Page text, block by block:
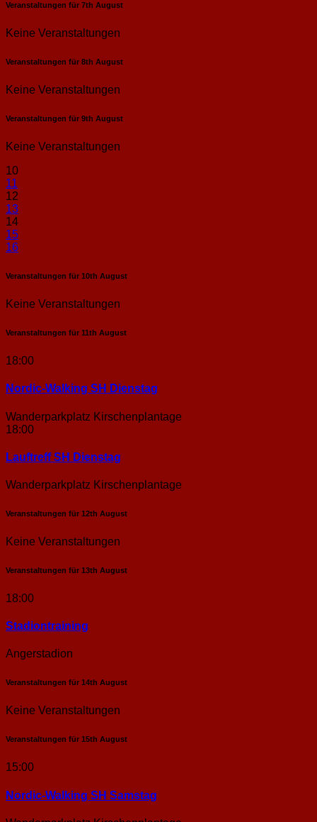
Veranstaltungen für 7th August
Keine Veranstaltungen
Veranstaltungen für 8th August
Keine Veranstaltungen
Veranstaltungen für 9th August
Keine Veranstaltungen
10
11
12
13
14
15
16
Veranstaltungen für 10th August
Keine Veranstaltungen
Veranstaltungen für 11th August
18:00
Nordic-Walking SH Dienstag
Wanderparkplatz Kirschenplantage
18:00
Lauftreff SH Dienstag
Wanderparkplatz Kirschenplantage
Veranstaltungen für 12th August
Keine Veranstaltungen
Veranstaltungen für 13th August
18:00
Stadion­training
Angerstadion
Veranstaltungen für 14th August
Keine Veranstaltungen
Veranstaltungen für 15th August
15:00
Nordic-Walking SH Samstag